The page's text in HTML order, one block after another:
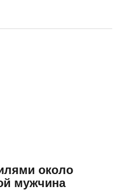
около
мужчина